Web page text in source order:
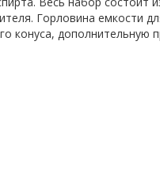
Горловина емкости
конуса, дополнительную